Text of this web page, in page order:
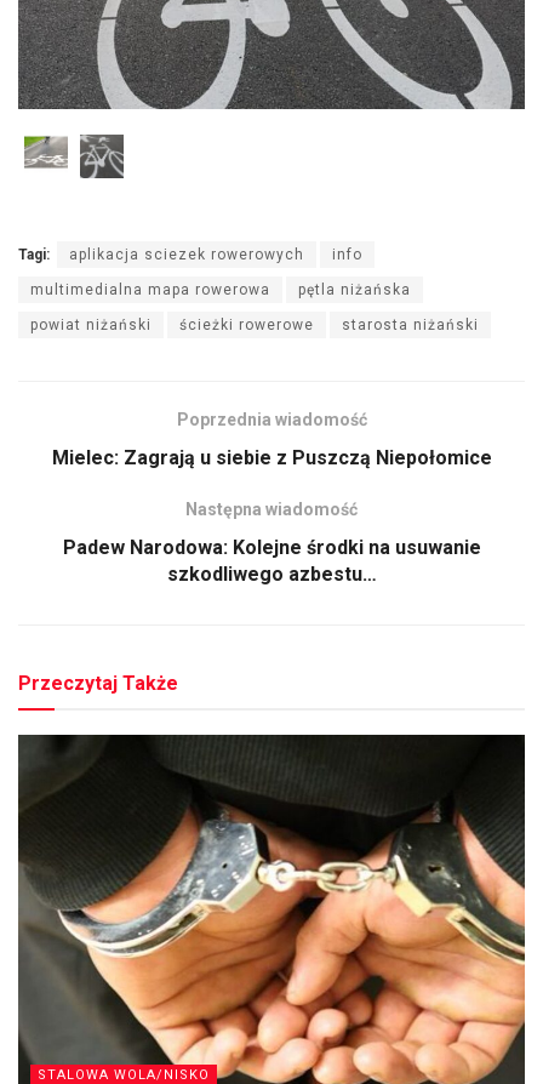
Tagi: aplikacja sciezek rowerowych info
multimedialna mapa rowerowa pętla niżańska
powiat niżański ścieżki rowerowe starosta niżański
Poprzednia wiadomość
Mielec: Zagrają u siebie z Puszczą Niepołomice
Następna wiadomość
Padew Narodowa: Kolejne środki na usuwanie
szkodliwego azbestu…
Przeczytaj Także
STALOWA WOLA/NISKO